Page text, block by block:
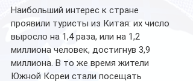
Наибольший интерес к стране
проявили туристы из Китая: их число
выросло на 1,4 раза, или на 1,2
миллиона человек, достигнув 3,9
миллиона. В то же время жители
Южной Кореи стали посещать